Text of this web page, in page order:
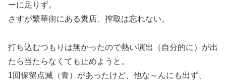
ーに足りず。
さすが繁華街にある糞店、搾取は忘れない。
打ち込むつもりは無かったので熱い演出（自分的に）が出
たら当たらなくても止めようと。
1回保留点滅（青）があったけど、他な～んにも出ず、